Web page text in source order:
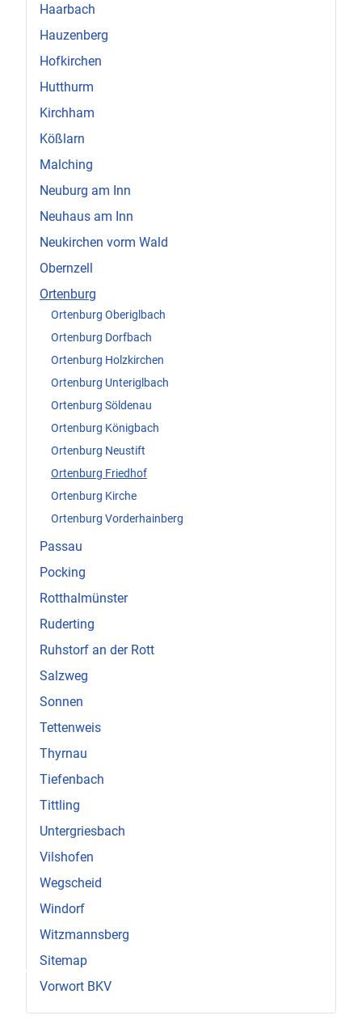
Haarbach
Hauzenberg
Hofkirchen
Hutthurm
Kirchham
Kößlarn
Malching
Neuburg am Inn
Neuhaus am Inn
Neukirchen vorm Wald
Obernzell
Ortenburg
Ortenburg Oberiglbach
Ortenburg Dorfbach
Ortenburg Holzkirchen
Ortenburg Unteriglbach
Ortenburg Söldenau
Ortenburg Königbach
Ortenburg Neustift
Ortenburg Friedhof
Ortenburg Kirche
Ortenburg Vorderhainberg
Passau
Pocking
Rotthalmünster
Ruderting
Ruhstorf an der Rott
Salzweg
Sonnen
Tettenweis
Thyrnau
Tiefenbach
Tittling
Untergriesbach
Vilshofen
Wegscheid
Windorf
Witzmannsberg
Sitemap
Vorwort BKV